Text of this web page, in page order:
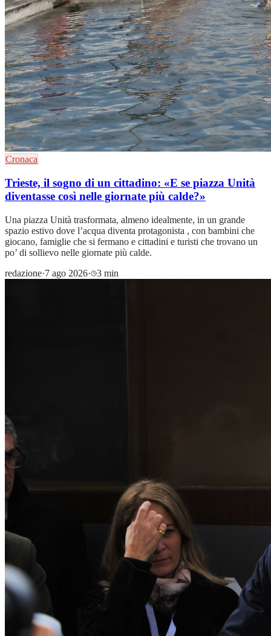
Cronaca
Trieste, il sogno di un cittadino: «E se piazza Unità
diventasse così nelle giornate più calde?»
Una piazza Unità trasformata, almeno idealmente, in un grande
spazio estivo dove l’acqua diventa protagonista , con bambini che
giocano, famiglie che si fermano e cittadini e turisti che trovano un
po’ di sollievo nelle giornate più calde.
redazione·7 ago 2026· 3 min